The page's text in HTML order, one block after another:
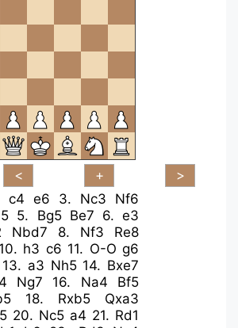
c4 e6 3. Nc3
Nf6
5. Bg5 Be7 6.e3
Nbd7 8. Nf3
Re8
10. h3 c6 11. O-O g6
13. a3 Nh5 14. Bxe7
Ng7 16. Na4
Bf5
18. Rxb5
Qxa3
20. Nc5 a4 21. Rd1